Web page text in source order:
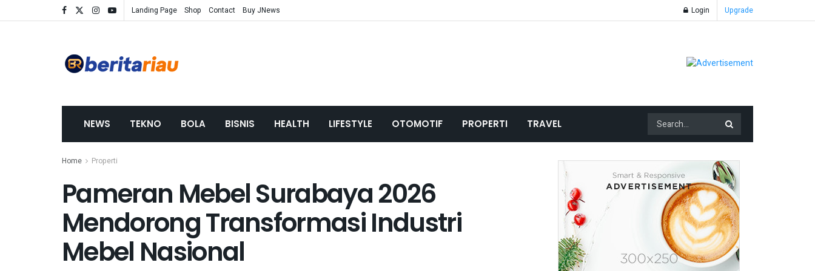
Landing Page Shop Contact Buy JNews Login Upgrade
NEWS TEKNO BOLA BISNIS HEALTH LIFESTYLE OTOMOTIF PROPERTI TRAVEL
Home Properti
Pameran Mebel Surabaya 2026
Mendorong Transformasi Industri
Mebel Nasional